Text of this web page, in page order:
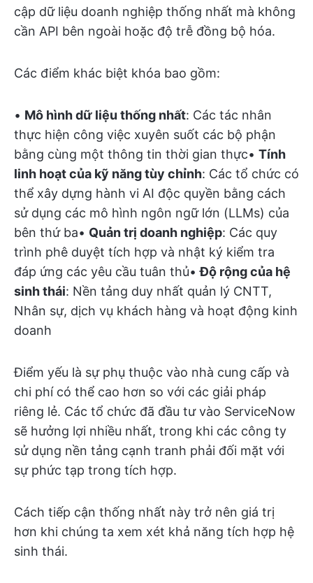
cập dữ liệu doanh nghiệp thống nhất mà không
cần API bên ngoài hoặc độ trễ đồng bộ hóa.
Các điểm khác biệt khóa bao gồm:
• Mô hình dữ liệu thống nhất: Các tác nhân
thực hiện công việc xuyên suốt các bộ phận
bằng cùng một thông tin thời gian thực• Tính
linh hoạt của kỹ năng tùy chỉnh: Các tổ chức có
thể xây dựng hành vi AI độc quyền bằng cách
sử dụng các mô hình ngôn ngữ lớn (LLMs) của
bên thứ ba• Quản trị doanh nghiệp: Các quy
trình phê duyệt tích hợp và nhật ký kiểm tra
đáp ứng các yêu cầu tuân thủ•Độ rộng của hệ
sinh thái: Nền tảng duy nhất quản lý CNTT,
Nhân sự, dịch vụ khách hàng và hoạt động kinh
doanh
Điểm yếu là sự phụ thuộc vào nhà cung cấp và
chi phí có thể cao hơn so với các giải pháp
riêng lẻ. Các tổ chức đã đầu tư vào ServiceNow
sẽ hưởng lợi nhiều nhất, trong khi các công ty
sử dụng nền tảng cạnh tranh phải đối mặt với
sự phức tạp trong tích hợp.
Cách tiếp cận thống nhất này trở nên giá trị
hơn khi chúng ta xem xét khả năng tích hợp hệ
sinh thái.